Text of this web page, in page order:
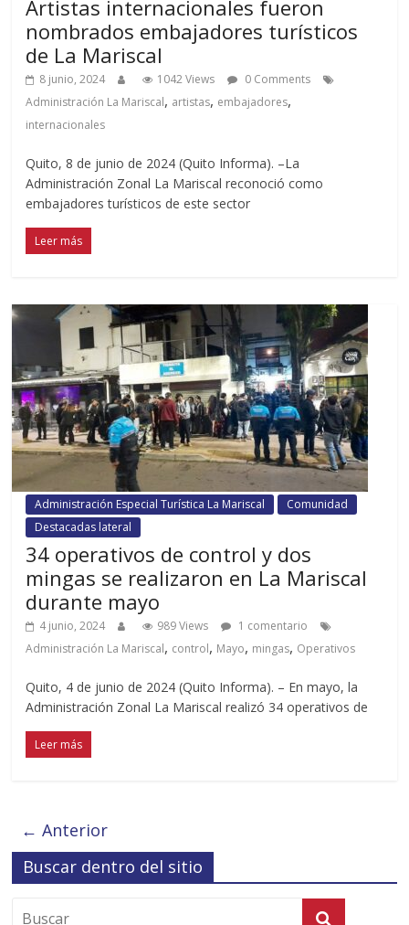
Artistas internacionales fueron
nombrados embajadores turísticos
de La Mariscal
8 junio, 2024 1042 Views
0 Comments
Administración La Mariscal, artistas, embajadores,
internacionales
Quito, 8 de junio de 2024 (Quito Informa). –La
Administración Zonal La Mariscal reconoció como
embajadores turísticos de este sector
Leer más
Administración Especial Turística La Mariscal
Comunidad
Destacadas lateral
34 operativos de control y dos
mingas se realizaron en La Mariscal
durante mayo
4 junio, 2024 989 Views
1 comentario
Administración La Mariscal, control, Mayo, mingas, Operativos
Quito, 4 de junio de 2024 (Quito Informa). – En mayo, la
Administración Zonal La Mariscal realizó 34 operativos de
Leer más
← Anterior
Buscar dentro del sitio